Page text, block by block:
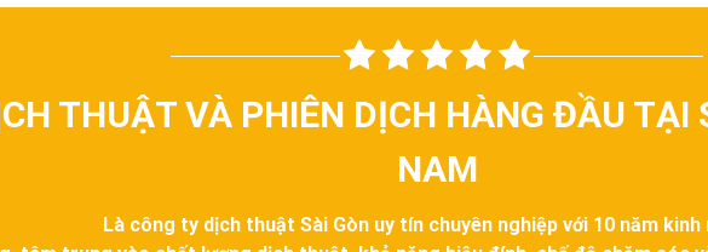
THUẬT VÀ PHIÊN DỊCH HÀNG ĐẦU TẠI
NAM
Là công ty dịch thuật Sài Gòn uy tín chuyên nghiệp với 10 năm kinh